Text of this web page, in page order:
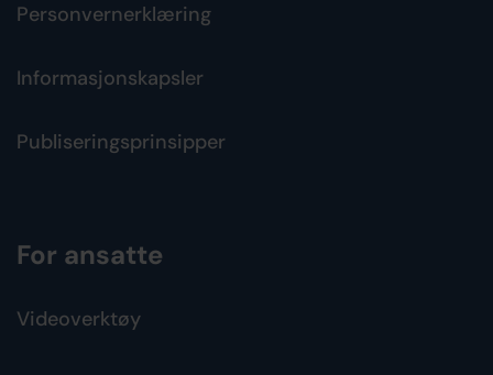
Personvernerklæring
Informasjonskapsler
Publiseringsprinsipper
For ansatte
Videoverktøy